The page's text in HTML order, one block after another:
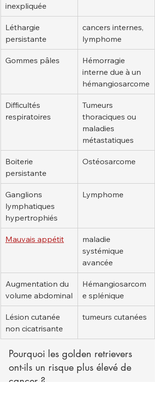
inexpliquée
Léthargie
persistante
cancers internes,
lymphome
Gommes pâles
Hémorragie
interne due à un
hémangiosarcome
Difficultés
respiratoires
Tumeurs
thoraciques ou
maladies
métastatiques
Boiterie
persistante
Ostéosarcome
Ganglions
lymphatiques
hypertrophiés
Lymphome
Mauvais appétit
maladie
systémique
avancée
Augmentation du
volume abdominal
Hémangiosarcom
e splénique
Lésion cutanée
non cicatrisante
tumeurs cutanées
Pourquoi les golden retrievers
ont-ils un risque plus élevé de
cancer ?